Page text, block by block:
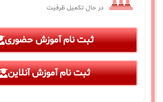
در حال تکمیل ظرفیت
ثبت نام آموزش حضوری
ثبت نام آموزش آنلاین